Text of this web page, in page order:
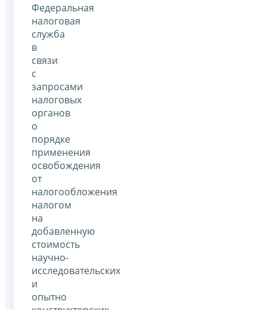
Федеральная
налоговая
служба
в
связи
с
запросами
налоговых
органов
о
порядке
применения
освобождения
от
налогообложения
налогом
на
добавленную
стоимость
научно-
исследовательских
и
опытно